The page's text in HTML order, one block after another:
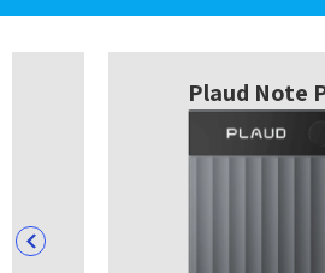
Plaud Note